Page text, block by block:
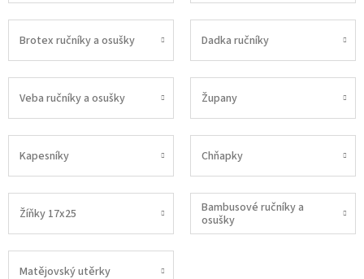
Brotex ručníky a osušky Dadka ručníky
Veba ručníky a osušky Župany
Kapesníky Chňapky
Žíňky 17x25
Bambusové ručníky a
osušky
Matějovský utěrky